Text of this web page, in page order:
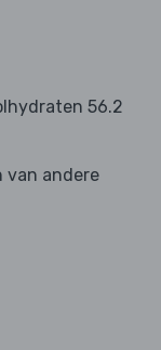
56.2
van andere